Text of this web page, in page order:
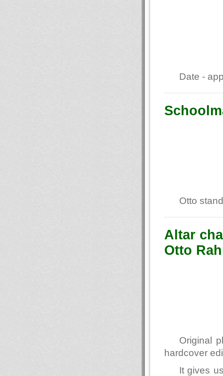
Date -
Otto
Altar
Otto
Original
hardcover
It gives